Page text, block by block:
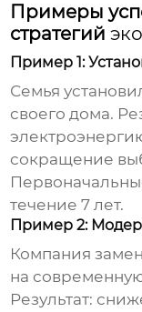
Примеры
стратегий
Пример 1:
Семья
своего дома.
сокращение
течение 7 лет.
Пример 2:
Компания
на
Результат: